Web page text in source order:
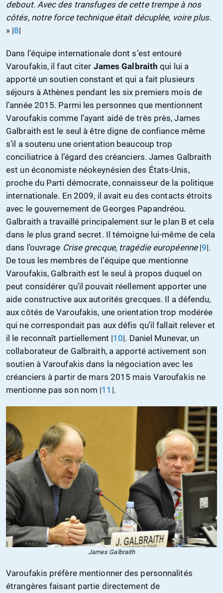
debout. Avec des transfuges de cette trempe à nos
côtés, notre force technique était décuplée, voire plus.
» |8|
Dans l’équipe internationale dont s’est entouré
Varoufakis, il faut citer James Galbraith qui lui a
apporté un soutien constant et qui a fait plusieurs
séjours à Athènes pendant les six premiers mois de
l’année 2015. Parmi les personnes que mentionnent
Varoufakis comme l’ayant aidé de très près, James
Galbraith est le seul à être digne de confiance même
s’il a soutenu une orientation beaucoup trop
conciliatrice à l’égard des créanciers. James Galbraith
est un économiste néokeynésien des États-Unis,
proche du Parti démocrate, connaisseur de la politique
internationale. En 2009, il avait eu des contacts étroits
avec le gouvernement de Georges Papandréou.
Galbraith a travaillé principalement sur le plan B et cela
dans le plus grand secret. Il témoigne lui-même de cela
dans l’ouvrage Crise grecque, tragédie européenne|9|.
De tous les membres de l’équipe que mentionne
Varoufakis, Galbraith est le seul à propos duquel on
peut considérer qu’il pouvait réellement apporter une
aide constructive aux autorités grecques. Il a défendu,
aux côtés de Varoufakis, une orientation trop modérée
qui ne correspondait pas aux défis qu’il fallait relever et
il le reconnaît partiellement |10|. Daniel Munevar, un
collaborateur de Galbraith, a apporté activement son
soutien à Varoufakis dans la négociation avec les
créanciers à partir de mars 2015 mais Varoufakis ne
mentionne pas son nom |11 |.
James Galbraith
Varoufakis préfère mentionner des personnalités
étrangères faisant partie directement de